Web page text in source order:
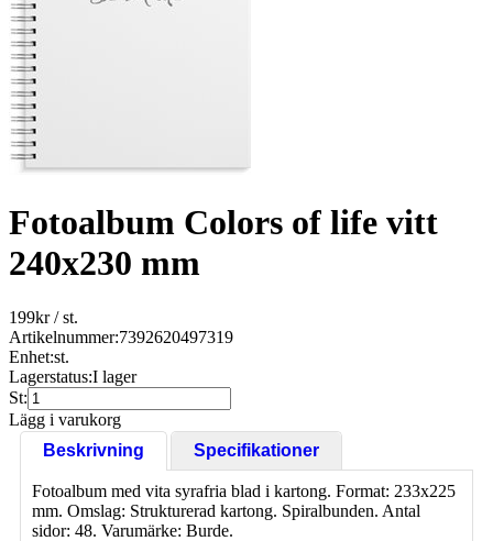
Fotoalbum Colors of life vitt
240x230 mm
199kr/ st.
Artikelnummer:7392620497319
Enhet:st.
Lagerstatus:I lager
St:
Lägg i varukorg
Beskrivning
Specifikationer
Fotoalbum med vita syrafria blad i kartong. Format: 233x225
mm. Omslag: Strukturerad kartong. Spiralbunden. Antal
sidor: 48. Varumärke: Burde.